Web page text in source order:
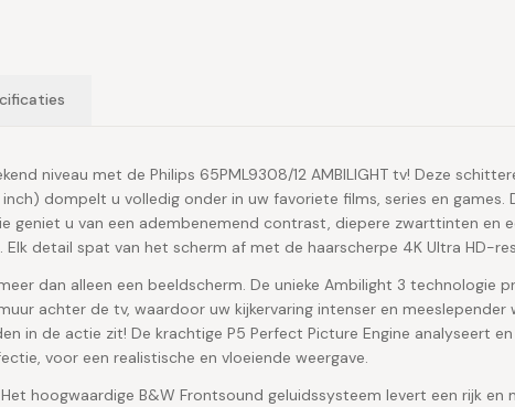
niveau met de Philips 65PML9308/12 AMBILIGHT tv! Deze
inch) dompelt u volledig onder in uw favoriete films, series en games.
geniet u van een adembenemend contrast, diepere zwarttinten en
Elk detail spat van het scherm af met de haarscherpe 4K Ultra HD-
dan alleen een beeldscherm. De unieke Ambilight 3 technologie
achter de tv, waardoor uw kijkervaring intenser en meeslepender
in de actie zit! De krachtige P5 Perfect Picture Engine analyseert en
voor een realistische en vloeiende weergave.
hoogwaardige B&W Frontsound geluidssysteem levert een rijk en